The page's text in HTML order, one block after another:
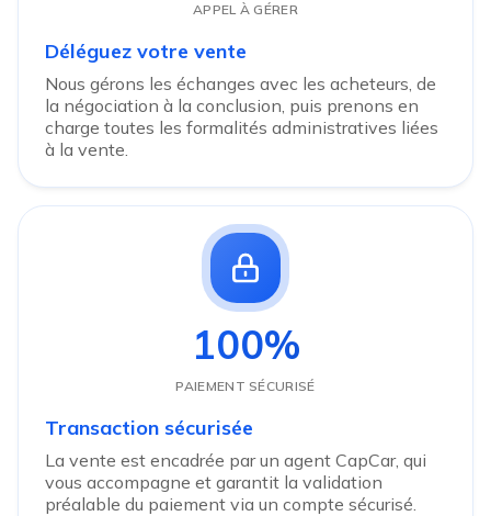
APPEL À GÉRER
Déléguez votre vente
Nous gérons les échanges avec les acheteurs, de
la négociation à la conclusion, puis prenons en
charge toutes les formalités administratives liées
à la vente.
100%
PAIEMENT SÉCURISÉ
Transaction sécurisée
La vente est encadrée par un agent CapCar, qui
vous accompagne et garantit la validation
préalable du paiement via un compte sécurisé.